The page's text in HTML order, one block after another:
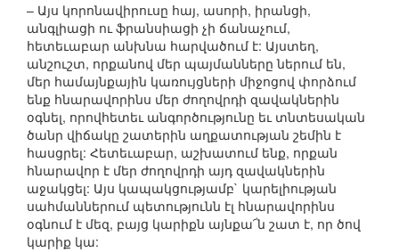
– Այս կորոնավիրուսը հայ, ասորի, իրանցի,
անգլիացի ու ֆրանսիացի չի ճանաչում,
հետեւաբար անխնա հարվածում է: Այստեղ,
անշուշտ, որքանով մեր պայմանները ներում են,
մեր համայնքային կառույցների միջոցով փորձում
ենք հնարավորինս մեր ժողովրդի զավակներին
օգնել, որովհետեւ անգործությունը եւ տնտեսական
ծանր վիճակը շատերին աղքատության շեմին է
հասցրել: Հետեւաբար, աշխատում ենք, որքան
հնարավոր է մեր ժողովրդի այդ զավակներին
աջակցել: Այս կապակցությամբ` կարելիության
սահմաններում պետությունն էլ հնարավորինս
օգնում է մեզ, բայց կարիքն այնքա՜ն շատ է, որ ծով
կարիք կա: